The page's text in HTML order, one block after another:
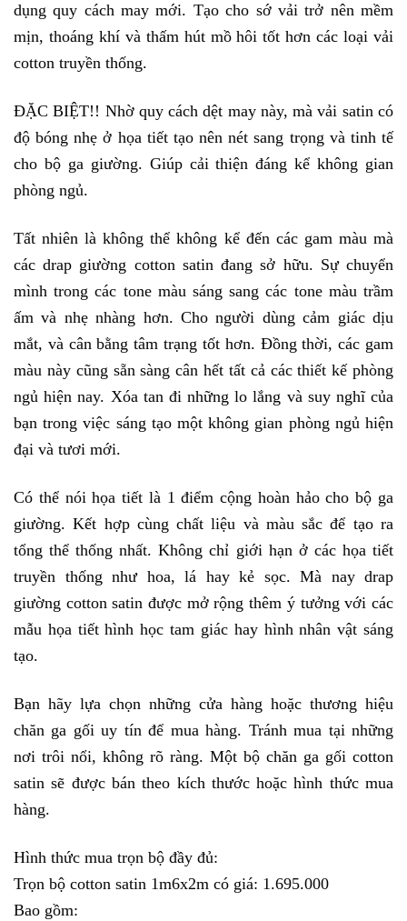
dụng quy cách may mới. Tạo cho sớ vải trở nên mềm
mịn, thoáng khí và thấm hút mồ hôi tốt hơn các loại vải
cotton truyền thống.
ĐẶC BIỆT!! Nhờ quy cách dệt may này, mà vải satin có
độ bóng nhẹ ở họa tiết tạo nên nét sang trọng và tinh tế
cho bộ ga giường. Giúp cải thiện đáng kể không gian
phòng ngủ.
Tất nhiên là không thể không kể đến các gam màu mà
các drap giường cotton satin đang sở hữu. Sự chuyển
mình trong các tone màu sáng sang các tone màu trầm
ấm và nhẹ nhàng hơn. Cho người dùng cảm giác dịu
mắt, và cân bằng tâm trạng tốt hơn. Đồng thời, các gam
màu này cũng sẵn sàng cân hết tất cả các thiết kế phòng
ngủ hiện nay. Xóa tan đi những lo lắng và suy nghĩ của
bạn trong việc sáng tạo một không gian phòng ngủ hiện
đại và tươi mới.
Có thể nói họa tiết là 1 điểm cộng hoàn hảo cho bộ ga
giường. Kết hợp cùng chất liệu và màu sắc để tạo ra
tổng thể thống nhất. Không chỉ giới hạn ở các họa tiết
truyền thống như hoa, lá hay kẻ sọc. Mà nay drap
giường cotton satin được mở rộng thêm ý tưởng với các
mẫu họa tiết hình học tam giác hay hình nhân vật sáng
tạo.
Bạn hãy lựa chọn những cửa hàng hoặc thương hiệu
chăn ga gối uy tín để mua hàng. Tránh mua tại những
nơi trôi nổi, không rõ ràng. Một bộ chăn ga gối cotton
satin sẽ được bán theo kích thước hoặc hình thức mua
hàng.
Hình thức mua trọn bộ đầy đủ:
Trọn bộ cotton satin 1m6x2m có giá: 1.695.000
Bao gồm: